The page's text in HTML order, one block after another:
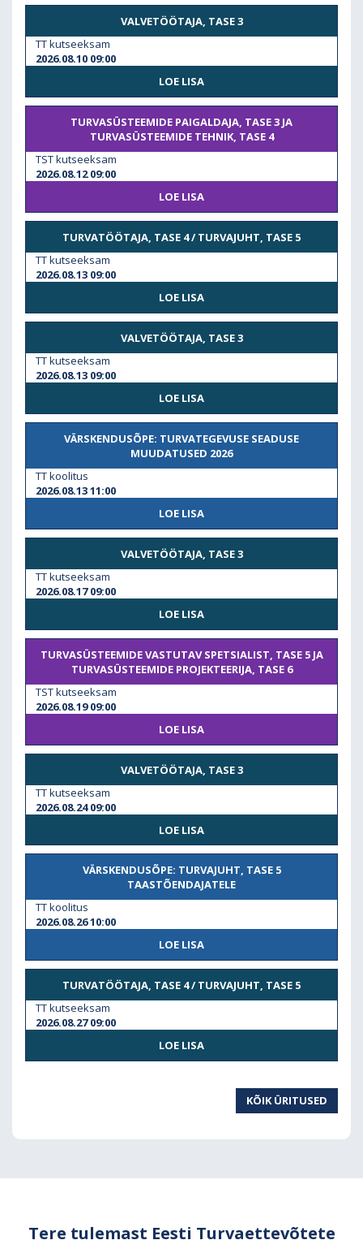
VALVETÖÖTAJA, TASE 3
TT kutseeksam
2026.08.10 09:00
LOE LISA
TURVASÜSTEEMIDE PAIGALDAJA, TASE 3 JA
TURVASÜSTEEMIDE TEHNIK, TASE 4
TST kutseeksam
2026.08.12 09:00
LOE LISA
TURVATÖÖTAJA, TASE 4 / TURVAJUHT, TASE 5
TT kutseeksam
2026.08.13 09:00
LOE LISA
VALVETÖÖTAJA, TASE 3
TT kutseeksam
2026.08.13 09:00
LOE LISA
VÄRSKENDUSÕPE: TURVATEGEVUSE SEADUSE
MUUDATUSED 2026
TT koolitus
2026.08.13 11:00
LOE LISA
VALVETÖÖTAJA, TASE 3
TT kutseeksam
2026.08.17 09:00
LOE LISA
TURVASÜSTEEMIDE VASTUTAV SPETSIALIST, TASE 5 JA
TURVASÜSTEEMIDE PROJEKTEERIJA, TASE 6
TST kutseeksam
2026.08.19 09:00
LOE LISA
VALVETÖÖTAJA, TASE 3
TT kutseeksam
2026.08.24 09:00
LOE LISA
VÄRSKENDUSÕPE: TURVAJUHT, TASE 5
TAASTÕENDAJATELE
TT koolitus
2026.08.26 10:00
LOE LISA
TURVATÖÖTAJA, TASE 4 / TURVAJUHT, TASE 5
TT kutseeksam
2026.08.27 09:00
LOE LISA
KÕIK ÜRITUSED
Tere tulemast Eesti Turvaettevõtete